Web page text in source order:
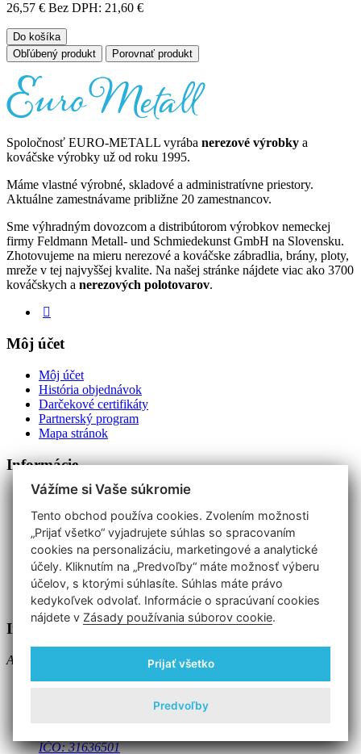
26,57 € Bez DPH: 21,60 €
Do košíka
Obľúbený produkt
Porovnať produkt
Spoločnosť EURO-METALL vyrába nerezové výrobky a
kováčske výrobky už od roku 1995.
Máme vlastné výrobné, skladové a administratívne priestory.
Aktuálne zamestnávame približne 20 zamestnancov.
Sme výhradným dovozcom a distribútorom výrobkov nemeckej
firmy Feldmann Metall- und Schmiedekunst GmbH na Slovensku.
Zhotovujeme na mieru nerezové a kováčske zábradlia, brány, ploty,
mreže v tej najvyššej kvalite. Na našej stránke nájdete viac ako 3700
kováčskych a nerezových polotovarov.
Môj účet
Môj účet
História objednávok
Darčekové certifikáty
Partnerský program
Mapa stránok
Informácie
O nás
Doručenie a platba
Najnovšie produkty
Obchodné podmienky
Ochrana osob. údajov
Informacie o cookies
Kontakty
Reklamácia
Informácie o obchode
Adresa:
EURO-METALL spol. s r.o.
IČO: 31636501
Vážíme si Vaše súkromie
Tento obchod používa cookies. Zvolením možnosti
„Prijať všetko“ vyjadrujete súhlas so spracovaním
cookies na personalizáciu, marketingové a analytické
účely. Kliknutím na „Predvoľby“ máte možnosť výberu
účelov, s ktorými súhlasíte. Súhlas máte právo
kedykoľvek odvolať. Informácie o spracúvaní cookies
nájdete v Zásady používania súborov cookie.
Prijať všetko
Predvoľby